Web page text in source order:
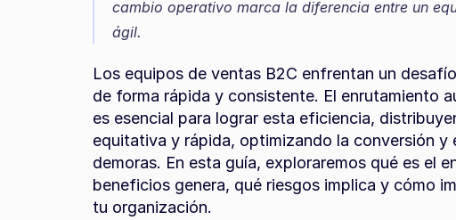
cambio operativo marca la diferencia entre un
ágil.
Los equipos de ventas B2C enfrentan un
de forma rápida y consistente. El enrutamiento
es esencial para lograr esta eficiencia,
equitativa y rápida, optimizando la conversión
demoras. En esta guía, exploraremos qué es el
beneficios genera, qué riesgos implica y cómo
tu organización.